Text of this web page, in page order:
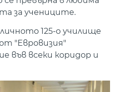
за учениците.
125-о училище
"Евровизия"
във всеки коридор и